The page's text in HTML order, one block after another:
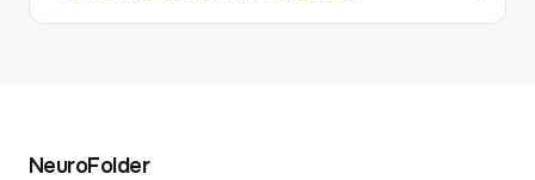
NeuroFolder